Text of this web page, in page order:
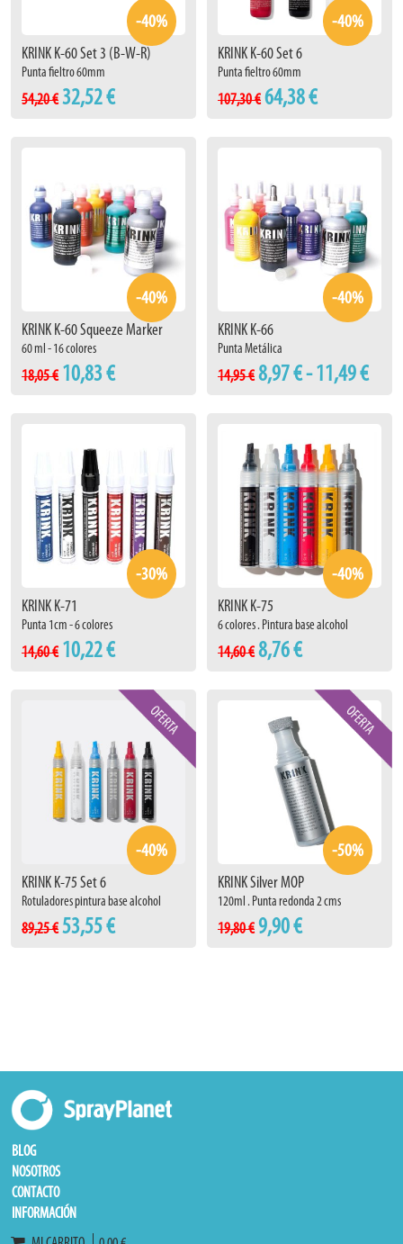
-40%
KRINK K-60 Set 3 (B-W-R)
Punta fieltro 60mm
54,20 € 32,52 €
-40%
KRINK K-60 Set 6
Punta fieltro 60mm
107,30 € 64,38 €
-40%
KRINK K-60 Squeeze Marker
60 ml - 16 colores
18,05 € 10,83 €
-40%
KRINK K-66
Punta Metálica
14,95 € 8,97 € - 11,49 €
-30%
KRINK K-71
Punta 1cm - 6 colores
14,60 € 10,22 €
-40%
KRINK K-75
6 colores . Pintura base alcohol
14,60 € 8,76 €
-40%
KRINK K-75 Set 6
Rotuladores pintura base alcohol
89,25 € 53,55 €
-50%
KRINK Silver MOP
120ml . Punta redonda 2 cms
19,80 € 9,90 €
BLOG
NOSOTROS
CONTACTO
INFORMACIÓN